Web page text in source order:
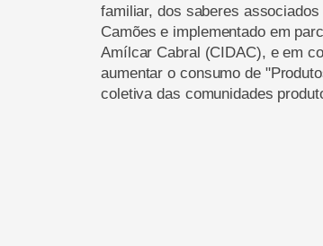
familiar, dos saberes
Camões e implementado em
Amílcar Cabral (CIDAC), e em
aumentar o consumo de
coletiva das comunidades